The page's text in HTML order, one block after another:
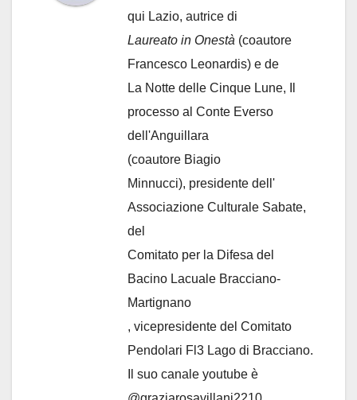
qui Lazio, autrice di
Laureato in Onestà (coautore
Francesco Leonardis) e de
La Notte delle Cinque Lune, Il
processo al Conte Everso
dell'Anguillara
(coautore Biagio
Minnucci), presidente dell'
Associazione Culturale Sabate,
del
Comitato per la Difesa del
Bacino Lacuale Bracciano-
Martignano
, vicepresidente del Comitato
Pendolari Fl3 Lago di Bracciano.
Il suo canale youtube è